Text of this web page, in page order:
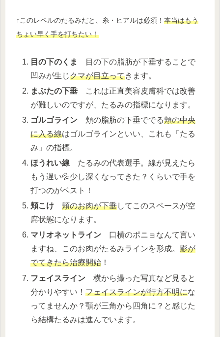
↑このレベルのたるみだと、糸・ヒアルは必須！ 本当はもう
ちょい早く手を打ちたい！
目の下のくま
目の下の脂肪が下垂することで
凹みが生じクマが目立ってきます。
まぶたの下垂 これは正直美容皮膚科では改善
が難しいのですが、たるみの指標になります。
ゴルゴライン 頬の脂肪の下垂ででる頬の中央
に入る線はゴルゴラインといい、これも「たる
み」の指標。
ほうれい線 たるみの代表選手。線が見えたら
もう遅い💦少し深くなってきた？くらいで手を
打つのがベスト！
頬こけ
頬のお肉が下垂してこのスペースが空
席状態になります。
マリオネットライン 口横のポニョなんて言い
ますね、このお肉がたるみラインを形成。影が
でてきたら治療開始 ！
フェイスライン 横から撮った写真など見ると
分かりやすい！フェイスラインが行方不明にな
ってませんか？顎が三角から四角に？と感じた
ら結構たるみは進んでいます。